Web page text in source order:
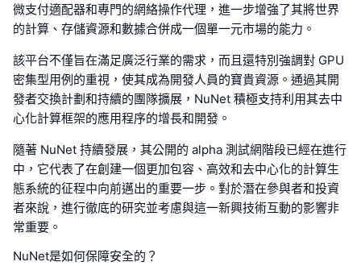
微支付適配器和專門的網絡操作代理，進一步增強了其將世界
的計算、存儲資源和數據合併成一個單一元市場的能力。
該平台不僅旨在滿足廣泛行業的需求，而且還特別強調對 GPU
密集型用例的重視，使其成為開發人員的寶貴資源。通過其開
發者交換計劃和持續的團隊擴展，NuNet 積極支持利用其去中
心化計算框架的應用程序的增長和開發。
隨著 NuNet 持續發展，其公開的 alpha 測試網階段已經在進行
中，它代表了在創建一個更加包容、高效和去中心化的計算生
態系統的征程中向前邁出的重要一步。對於潛在參與者和投資
者來說，進行徹底的研究並考慮與這一新興技術互動的影響非
常重要。
NuNet是如何保障安全的？